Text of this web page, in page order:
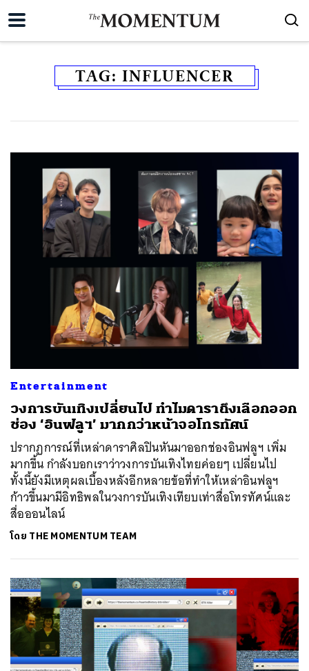
TAG: INFLUENCER
Entertainment
วงการบันเทิงเปลี่ยนไป ทำไมดาราถึงเลือกออก
ช่อง ‘อินฟลูฯ’ มากกว่าหน้าจอโทรทัศน์
ปรากฏการณ์ที่เหล่าดาราศิลปินหันมาออกช่องอินฟลูฯ เพิ่ม
มากขึ้น กำลังบอกเราว่าวงการบันเทิงไทยค่อยๆ เปลี่ยนไป
ทั้งนี้ยังมีเหตุผลเบื้องหลังอีกหลายข้อที่ทำให้เหล่าอินฟลูฯ
ก้าวขึ้นมามีอิทธิพลในวงการบันเทิงเทียบเท่าสื่อโทรทัศน์และ
สื่อออนไลน์
โดย THE MOMENTUM TEAM